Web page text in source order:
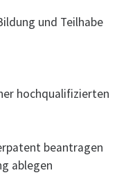
und Teilhabe
hochqualifizierten
beantragen
ablegen